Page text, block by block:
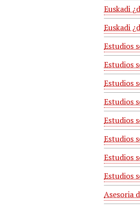
Euskadi
Euskadi
Estudios
Estudios
Estudios
Estudios
Estudios
Estudios
Estudios
Estudios
Asesoria